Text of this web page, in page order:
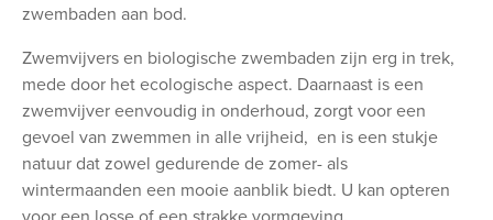
zwembaden aan bod.
Zwemvijvers en biologische zwembaden zijn erg in trek,
mede door het ecologische aspect. Daarnaast is een
zwemvijver eenvoudig in onderhoud, zorgt voor een
gevoel van zwemmen in alle vrijheid, en is een stukje
natuur dat zowel gedurende de zomer- als
wintermaanden een mooie aanblik biedt. U kan opteren